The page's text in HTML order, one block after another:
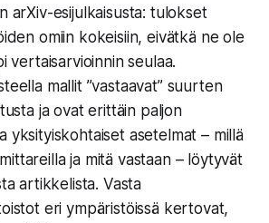
arXiv-esijulkaisusta: tulokset
omiin kokeisiin, eivätkä ne ole
vertaisarvioinnin seulaa.
mallit ”vastaavat” suurten
ja ovat erittäin paljon
yksityiskohtaiset asetelmat – millä
ja mitä vastaan – löytyvät
artikkelista. Vasta
eri ympäristöissä kertovat,